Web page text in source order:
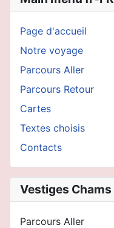
Page d'accueil
Notre voyage
Parcours Aller
Parcours Retour
Cartes
Textes choisis
Contacts
Vestiges Chams
Parcours Aller